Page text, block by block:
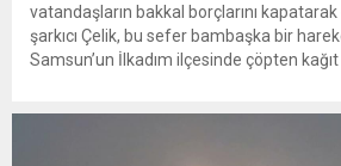
vatandaşların bakkal borçlarını
şarkıcı Çelik, bu sefer bambaşka bir
Samsun’un İlkadım ilçesinde çöpten